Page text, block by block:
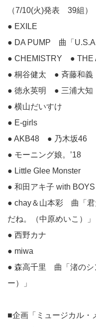
（7/10(火)発表 39組）
● EXILE
● DA PUMP 曲「U.S.A.
● CHEMISTRY ● THE
● 桐谷健太 ● 斉藤和義
● 徳永英明 ● 三浦大知
● 横山だいすけ
● E-girls
● AKB48 ● 乃木坂46
● モーニング娘。’18
● Little Glee Monster
● 和田アキ子 with
● chay＆山本彩 曲「君
だね。（中原めいこ）」
● 西野カナ
● miwa
● 森高千里 曲「渚のシ
ー）」
■企画「ミュージカル・